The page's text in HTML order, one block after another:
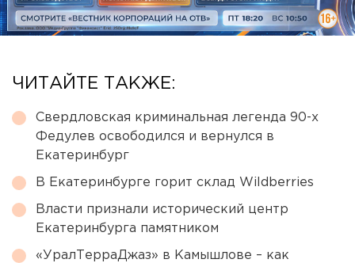
ЧИТАЙТЕ ТАКЖЕ:
Свердловская криминальная легенда 90-х
Федулев освободился и вернулся в
Екатеринбург
В Екатеринбурге горит склад Wildberries
Власти признали исторический центр
Екатеринбурга памятником
«УралТерраДжаз» в Камышлове – как